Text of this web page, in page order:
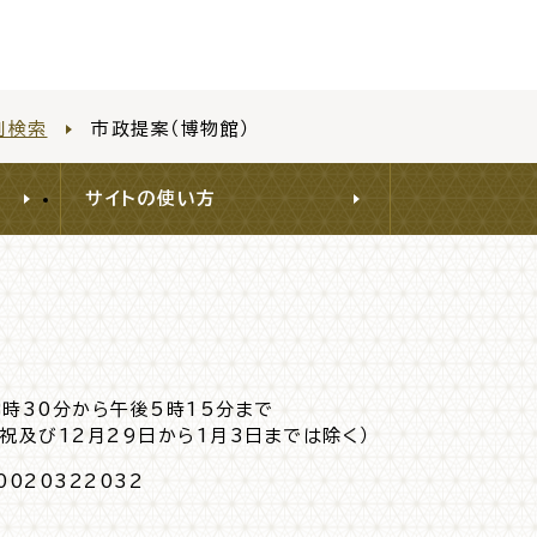
検索 市政提案（博物館）
サイトの使い方
30分から午後5時15分まで
祝及び12月29日から1月3日までは除く）